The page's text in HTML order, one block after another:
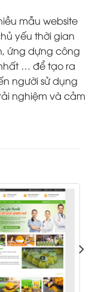
mẫu website
yếu thời gian
ứng dựng công
… để tạo ra
người sử dụng
nghiệm và cảm